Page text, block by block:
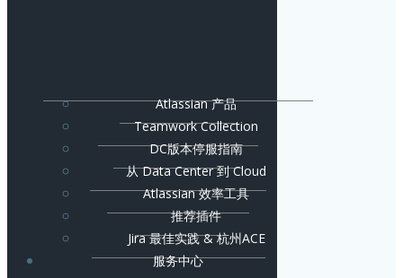
Atlassian 产品
Teamwork Collection
DC版本停服指南
从 Data Center 到 Cloud
Atlassian 效率工具
推荐插件
Jira 最佳实践 & 杭州ACE
服务中心